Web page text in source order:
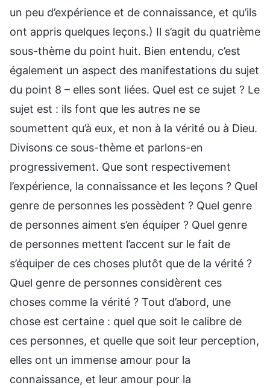
un peu d’expérience et de connaissance, et qu’ils
ont appris quelques leçons.) Il s’agit du quatrième
sous-thème du point huit. Bien entendu, c’est
également un aspect des manifestations du sujet
du point 8 – elles sont liées. Quel est ce sujet ? Le
sujet est : ils font que les autres ne se
soumettent qu’à eux, et non à la vérité ou à Dieu.
Divisons ce sous-thème et parlons-en
progressivement. Que sont respectivement
l’expérience, la connaissance et les leçons ? Quel
genre de personnes les possèdent ? Quel genre
de personnes aiment s’en équiper ? Quel genre
de personnes mettent l’accent sur le fait de
s’équiper de ces choses plutôt que de la vérité ?
Quel genre de personnes considèrent ces
choses comme la vérité ? Tout d’abord, une
chose est certaine : quel que soit le calibre de
ces personnes, et quelle que soit leur perception,
elles ont un immense amour pour la
connaissance, et leur amour pour la